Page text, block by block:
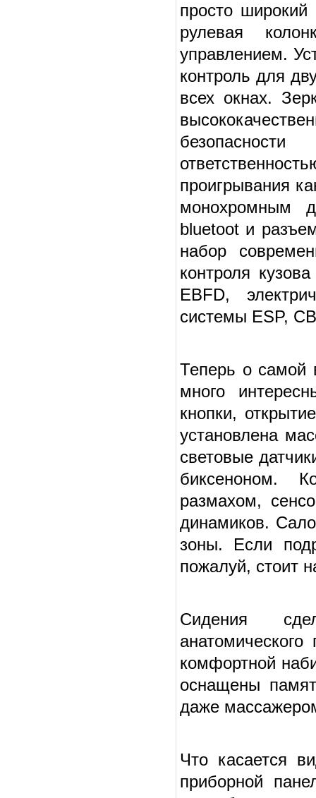
просто широкий
рулевая
управлением.
контроль для
всех окнах.
проигрывания
монохромным
bluetoot и
набор
контроля
EBFD,
системы ESP,
Теперь о самой
много
кнопки,
установлена
световые
биксеноном.
размахом,
динамиков.
зоны. Если
пожалуй, стоит
Сидения
комфортной
оснащены
даже
Что касается
приборной